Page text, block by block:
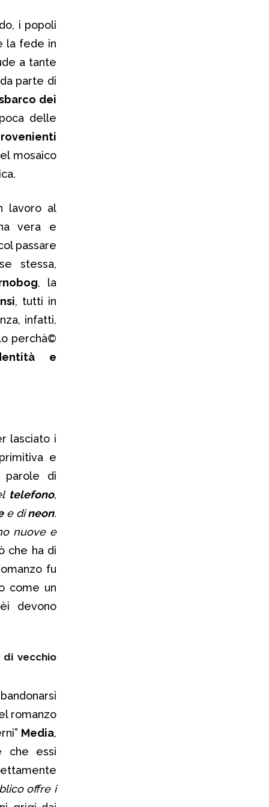
i popoli
la fede in
a tante
parte di
dei
delle
mosaico
lavoro al
vera e
passare
stessa,
, la
, tutti in
infatti,
perchà©
e
lasciato i
e
parole di
telefono,
e dineon.
nuove e
che ha di
fu
come un
devono
di vecchio
romanzo
Media,
che essi
offre i